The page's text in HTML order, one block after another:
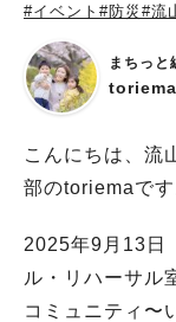
#イベント #防災 #流
まちっと
toriema
こんにちは、流
部のtoriemaです
2025年9月13日
ル・リハーサル
コミュニティ〜